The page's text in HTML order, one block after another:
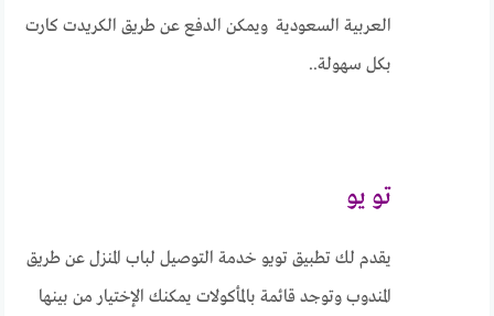
العربية السعودية ويمكن الدفع عن طريق الكريدت كارت
بكل سهولة..
تو يو
يقدم لك تطبيق تويو خدمة التوصيل لباب المنزل عن طريق
المندوب وتوجد قائمة بالمأكولات يمكنك الإختيار من بينها